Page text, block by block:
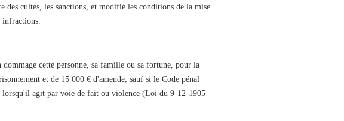
cultes, les sanctions, et modifié les conditions de la mise
infractions.
cette personne, sa famille ou sa fortune, pour la
et de 15 000 € d'amende; sauf si le Code pénal
lorsqu'il agit par voie de fait ou violence (Loi du 9-12-1905